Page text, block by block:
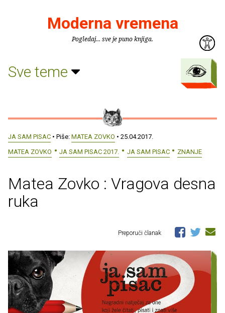
Moderna vremena
Pogledaj... sve je puno knjiga.
Sve teme
JA SAM PISAC • Piše: MATEA ZOVKO • 25.04.2017.
MATEA ZOVKO
JA SAM PISAC 2017. JA SAM PISAC ZNANJE
Matea Zovko : Vragova desna
ruka
Preporuči članak